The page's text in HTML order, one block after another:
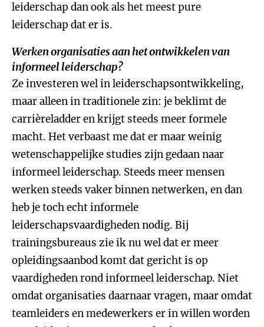
leiderschap dan ook als het meest pure
leiderschap dat er is.
Werken organisaties aan het ontwikkelen van
informeel leiderschap?
Ze investeren wel in leiderschapsontwikkeling,
maar alleen in traditionele zin: je beklimt de
carrièreladder en krijgt steeds meer formele
macht. Het verbaast me dat er maar weinig
wetenschappelijke studies zijn gedaan naar
informeel leiderschap. Steeds meer mensen
werken steeds vaker binnen netwerken, en dan
heb je toch echt informele
leiderschapsvaardigheden nodig. Bij
trainingsbureaus zie ik nu wel dat er meer
opleidingsaanbod komt dat gericht is op
vaardigheden rond informeel leiderschap. Niet
omdat organisaties daarnaar vragen, maar omdat
teamleiders en medewerkers er in willen worden